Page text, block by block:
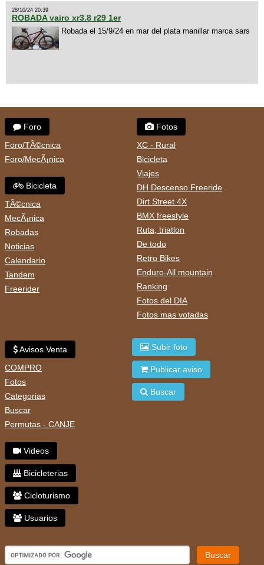
28/10/24 20:39
ROBADA vairo xr3.8 r29 1er
Robada el 15/9/24 en mar del plata manillar marca sars
Foro
Foro/TÃ©cnica
Foro/MecÃ¡nica
Bicicleta
TÃ©cnica
MecÃ¡nica
Robadas
Noticias
Calendario
Tandem
Freerider
Fotos
XC - Rural
Bicicleta
Viajes
DH Descenso Freeride
Dirt Street 4X
BMX freestyle
Ruta, triatlon
De todo
Retro Bikes
Enduro-All mountain
Ranking
Fotos del DIA
Fotos mas votadas
Avisos Venta
COMPRO
Fotos
Categorias
Buscar
Permutas - CANJE
Videos
Bicicleterias
Cicloturismo
Usuarios
Subir foto
Publicar aviso
Buscar
Buscar